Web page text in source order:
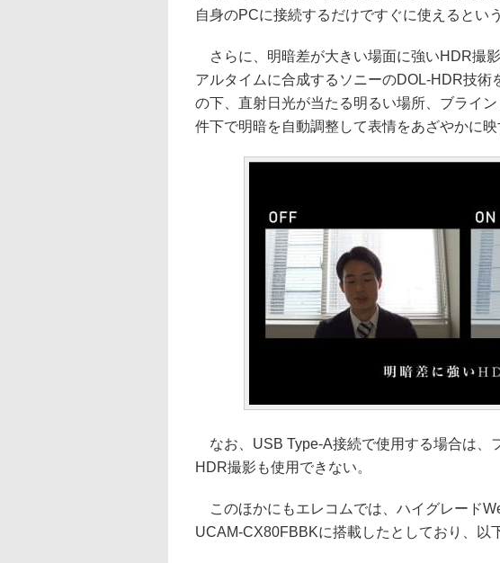
自身のPCに接続するだけですぐに使えるという
さらに、明暗差が大きい場面に強いHDR撮
アルタイムに合成するソニーのDOL-HDR技術
の下、直射日光が当たる明るい場所、ブライ
件下で明暗を自動調整して表情をあざやかに映
なお、USB Type-A接続で使用する場合は、
HDR撮影も使用できない。
このほかにもエレコムでは、ハイグレード
UCAM-CX80FBBKに搭載したとしており、以